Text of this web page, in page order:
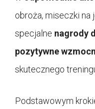
obroża, miseczki na
specjalne nagrody
pozytywne
skutecznego
Podstawowym